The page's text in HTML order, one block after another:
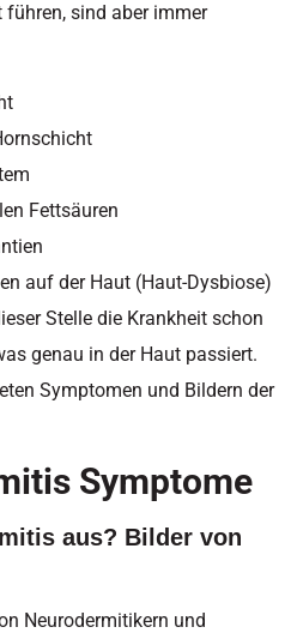
führen, sind aber immer
Fettsäuren
auf der Haut (Haut-Dysbiose)
Stelle die Krankheit schon
genau in der Haut passiert.
Symptomen und Bildern der
Symptome
aus? Bilder von
Neurodermitikern und